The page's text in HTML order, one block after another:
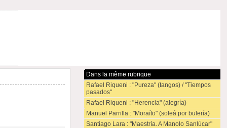
Dans la même rubrique
Rafael Riqueni : "Pureza" (tangos) / "Tiempos
pasados"
Rafael Riqueni : "Herencia" (alegría)
Manuel Parrilla : "Moraíto" (soleá por bulería)
Santiago Lara : "Maestría. A Manolo Sanlúcar"